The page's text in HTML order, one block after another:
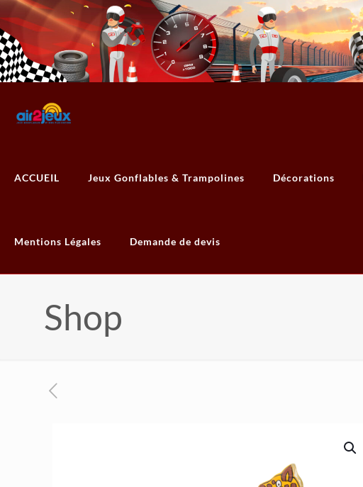
ACCUEIL Jeux Gonflables & Trampolines Décorations
Mentions Légales Demande de devis
Shop